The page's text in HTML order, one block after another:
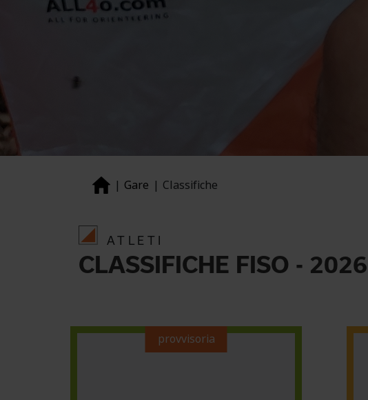
Gare Classifiche
ATLETI
CLASSIFICHE FISO - 2026
provvisoria